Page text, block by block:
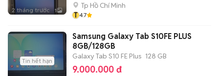
2 tháng trước 1
Tp Hồ Chí Minh
T 4.7
Tin hết hạn
Samsung Galaxy Tab S10FE PLUS
8GB/128GB
Galaxy Tab S10 FE Plus 128 GB
9.000.000 đ